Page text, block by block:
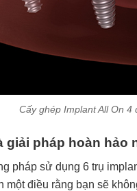
Cấy ghép Implant All On 4
giải pháp hoàn
pháp sử dụng 6 trụ
một điều rằng bạn sẽ